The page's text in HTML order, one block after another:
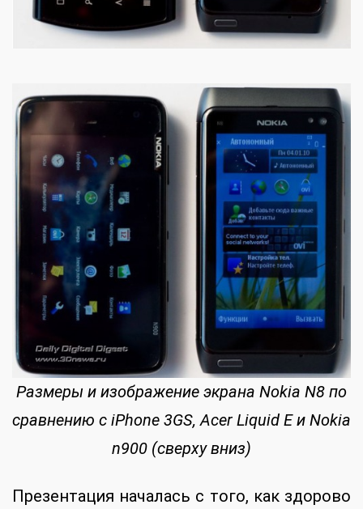
Размеры и изображение экрана Nokia N8 по
сравнению с iPhone 3GS, Acer Liquid E и Nokia
n900 (сверху вниз)
Презентация началась с того, как здорово